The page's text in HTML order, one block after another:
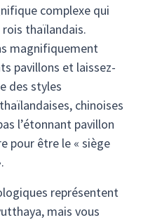
complexe qui
thaïlandais.
magnifiquement
pavillons et laissez-
des styles
chinoises
l’étonnant pavillon
pour être le « siège
représentent
mais vous